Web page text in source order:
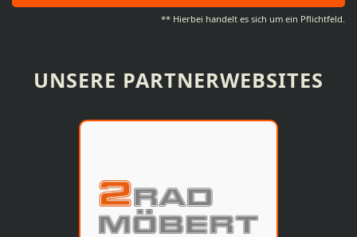
** Hierbei handelt es sich um ein Pflichtfeld.
UNSERE PARTNERWEBSITES